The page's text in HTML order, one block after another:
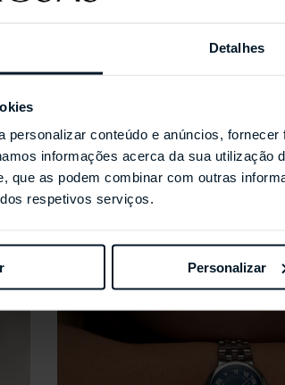
Detalhes
personalizar conteúdo e anúncios,
informações acerca da sua
que as podem combinar com outras
respetivos serviços.
Personalizar
Coleções